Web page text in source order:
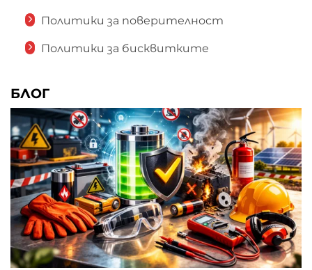
Политики за поверителност
Политики за бисквитките
БЛОГ